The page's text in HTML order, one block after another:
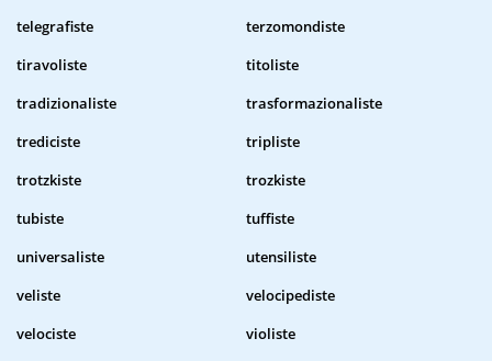
telegrafiste
terzomondiste
tiravoliste
titoliste
tradizionaliste
trasformazionaliste
trediciste
tripliste
trotzkiste
trozkiste
tubiste
tuffiste
universaliste
utensiliste
veliste
velocipediste
velociste
violiste